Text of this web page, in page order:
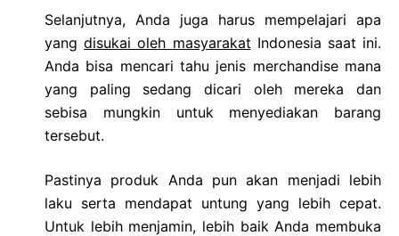
Selanjutnya, Anda juga harus mempelajari apa
yangdisukai oleh masyarakat Indonesia saat ini.
Anda bisa mencari tahu jenis merchandise mana
yang paling sedang dicari oleh mereka dan
sebisa mungkin untuk menyediakan barang
tersebut.
Pastinya produk Anda pun akan menjadi lebih
laku serta mendapat untung yang lebih cepat.
Untuk lebih menjamin, lebih baik Anda membuka